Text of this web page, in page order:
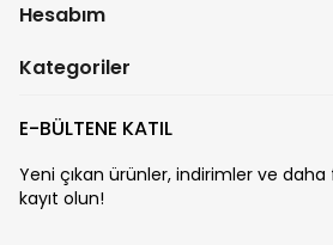
Hesabım
Kategoriler
E-BÜLTENE KATIL
Yeni çıkan ürünler, indirimler ve daha
kayıt olun!